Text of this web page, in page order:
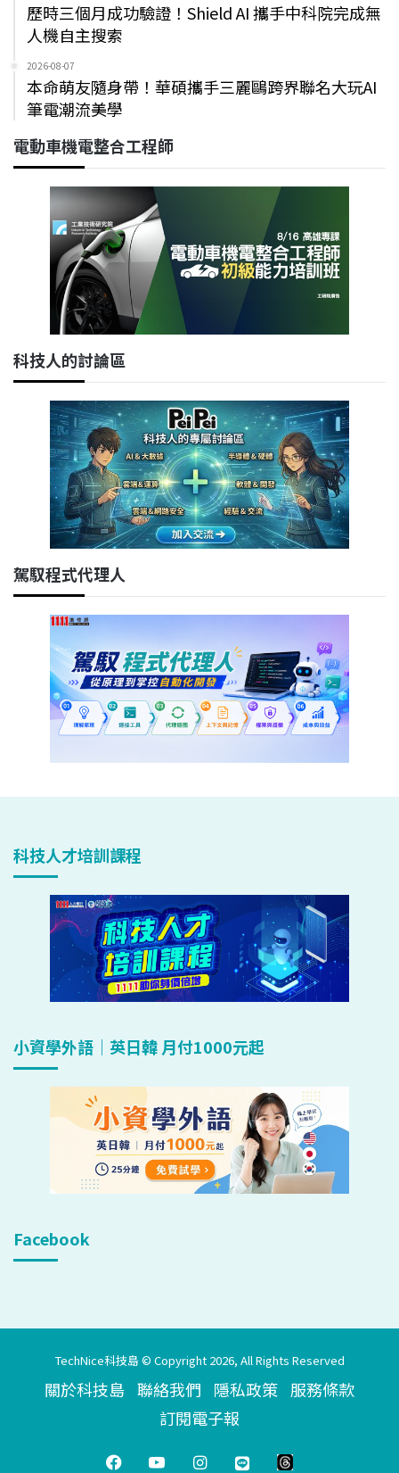
歷時三個月成功驗證！Shield AI 攜手中科院完成無
人機自主搜索
2026-08-07
本命萌友隨身帶！華碩攜手三麗鷗跨界聯名大玩AI
筆電潮流美學
電動車機電整合工程師
科技人的討論區
駕馭程式代理人
科技人才培訓課程
小資學外語｜英日韓 月付1000元起
Facebook
TechNice科技島 © Copyright 2026, All Rights Reserved
關於科技島 聯絡我們 隱私政策 服務條款
訂閱電子報